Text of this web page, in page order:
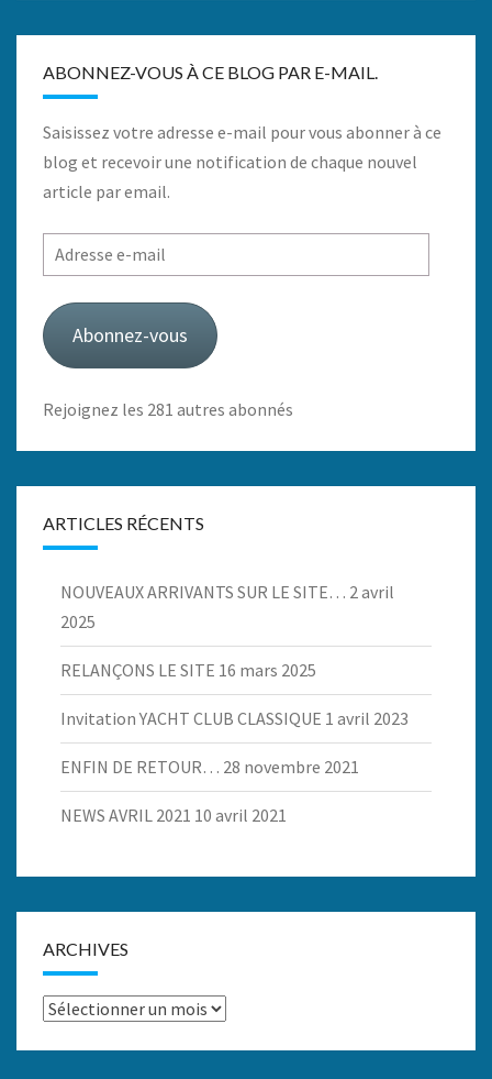
ABONNEZ-VOUS À CE BLOG PAR E-MAIL.
Saisissez votre adresse e-mail pour vous abonner à ce
blog et recevoir une notification de chaque nouvel
article par email.
Adresse
e-
mail
Abonnez-vous
Rejoignez les 281 autres abonnés
ARTICLES RÉCENTS
NOUVEAUX ARRIVANTS SUR LE SITE… 2 avril
2025
RELANÇONS LE SITE 16 mars 2025
Invitation YACHT CLUB CLASSIQUE 1 avril 2023
ENFIN DE RETOUR… 28 novembre 2021
NEWS AVRIL 2021 10 avril 2021
ARCHIVES
Archives